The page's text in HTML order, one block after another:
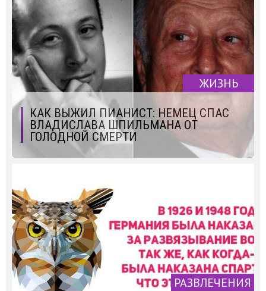
ЖИЗНЬ
КАК ВЫЖИЛ ПИАНИСТ: НЕМЕЦ СПАС
ВЛАДИСЛАВА ШПИЛЬМАНА ОТ
ГОЛОДНОЙ СМЕРТИ
РАЗВЛЕЧЕНИЯ